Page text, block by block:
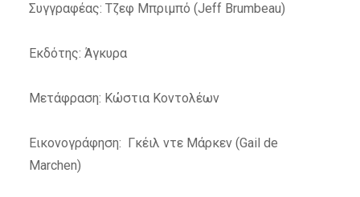
Συγγραφέας: Τζεφ Μπριμπό (Jeff Brumbeau)
Εκδότης: Άγκυρα
Μετάφραση: Κώστια Κοντολέων
Εικονογράφηση: Γκέιλ ντε Μάρκεν (Gail de
Marchen)